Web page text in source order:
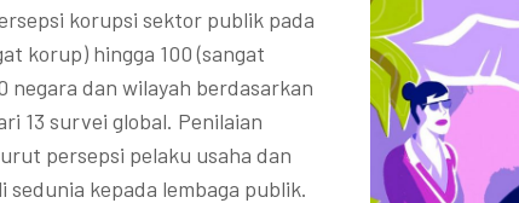
korupsi sektor publik pada
korup) hingga 100 (sangat
negara dan wilayah berdasarkan
13 survei global. Penilaian
persepsi pelaku usaha dan
sedunia kepada lembaga publik.